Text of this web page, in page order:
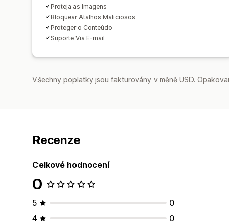
Proteja as Imagens
Bloquear Atalhos Maliciosos
Proteger o Conteúdo
Suporte Via E-mail
Všechny poplatky jsou fakturovány v měně USD.
Recenze
Celkové hodnocení
0
5
0
4
0